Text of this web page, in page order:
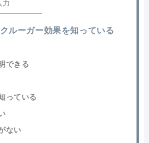
ルーガー効果を知っている
できる
っている
ない